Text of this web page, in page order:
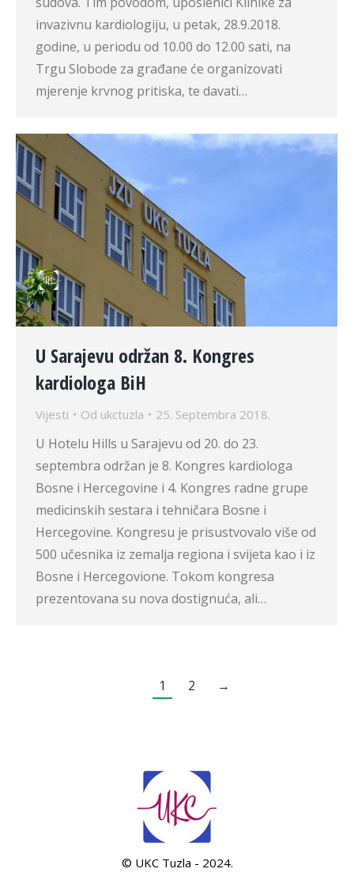
invazivnu kardiologiju, u petak, 28.9.2018.
godine, u periodu od 10.00 do 12.00 sati, na
Trgu Slobode za građane će organizovati
mjerenje krvnog pritiska, te davati…
U Sarajevu održan 8. Kongres
kardiologa BiH
Vijesti Od ukctuzla 25. Septembra 2018.
U Hotelu Hills u Sarajevu od 20. do 23.
septembra održan je 8. Kongres kardiologa
Bosne i Hercegovine i 4. Kongres radne grupe
medicinskih sestara i tehničara Bosne i
Hercegovine. Kongresu je prisustvovalo više od
500 učesnika iz zemalja regiona i svijeta kao i iz
Bosne i Hercegovione. Tokom kongresa
prezentovana su nova dostignuća, ali…
1 2 →
© UKC Tuzla - 2024.